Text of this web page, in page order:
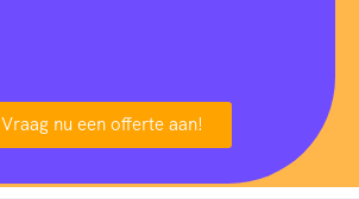
Vraag nu een offerte aan!